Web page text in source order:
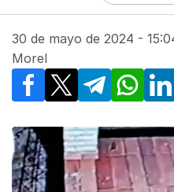
30 de mayo de 2024 -
Morel
Facebook
X Telegram